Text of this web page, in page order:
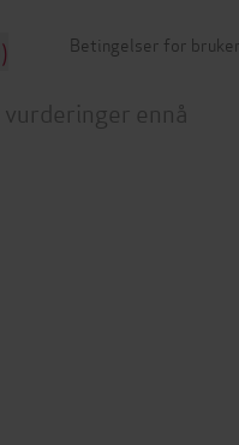
Betingelser for
vurderinger ennå